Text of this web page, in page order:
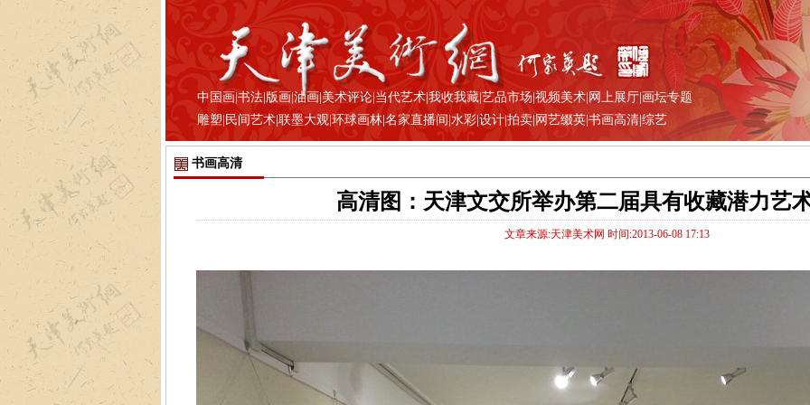
中国画 书法| 版画 油画 |美术评论| 当代艺术| 我收我藏| 艺品市场 视频美术| 网上展厅| 画坛专题
雕塑 民间艺术| 联墨大观| 环球画林| 名家直播间 水彩| 设计| 拍卖| 网艺缀英| 书画高清| 综艺
书画高清
高清图：天津文交所举办第二届具有收藏潜力艺
文章来源:天津美术网 时间:2013-06-08 17:13